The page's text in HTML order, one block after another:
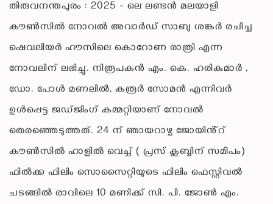
തിരുവനന്തപുരം : 2025 - ലെ ലണ്ടൻ മലയാളി
കൗൺസിൽ നോവൽ അവാർഡ് സാബു ശങ്കർ രചിച്ച
ഷെവലിയർ ഹൗസിലെ കൊറോണ രാത്രി എന്ന
നോവലിന് ലഭിച്ചു. നിരൂപകൻ എം. കെ. ഹരികുമാർ ,
ഡോ. പോൾ മണലിൽ, കരൂർ സോമൻ എന്നിവർ
ഉൾപ്പെട്ട ജഡ്ജിംഗ് കമ്മറ്റിയാണ് നോവൽ
തെരഞ്ഞെടുത്തത്. 24 ന് ഞായറാഴ്ച ജോയിൻ്റ്
കൗൺസിൽ ഹാളിൽ വെച്ച് ( പ്രസ് ക്ലബ്ബിന് സമീപം)
ഫിൽക്ക ഫിലിം സൊസൈറ്റിയുടെ ഫിലിം ഫെസ്റ്റിവൽ
ചടങ്ങിൽ രാവിലെ 10 മണിക്ക് സി. പി. ജോൺ എം.